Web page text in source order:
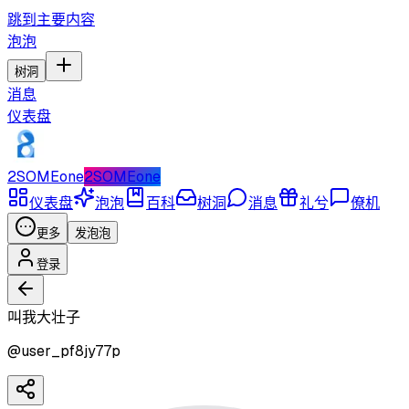
跳到主要内容
泡泡
树洞
消息
仪表盘
2SOMEone2SOMEone
仪表盘
泡泡 百科 树洞 消息 礼兮 僚机
更多 发泡泡
登录
叫我大壮子
@user_pf8jy77p